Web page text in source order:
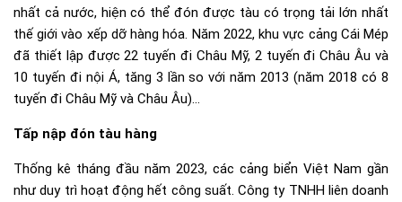
nhất cả nước, hiện có thể đón được tàu có trọng tải lớn nhất
thế giới vào xếp dỡ hàng hóa. Năm 2022, khu vực cảng Cái Mép
đã thiết lập được 22 tuyến đi Châu Mỹ, 2 tuyến đi Châu Âu và
10 tuyến đi nội Á, tăng 3 lần so với năm 2013 (năm 2018 có 8
tuyến đi Châu Mỹ và Châu Âu)…
Tấp nập đón tàu hàng
Thống kê tháng đầu năm 2023, các cảng biển Việt Nam gần
như duy trì hoạt động hết công suất. Công ty TNHH liên doanh